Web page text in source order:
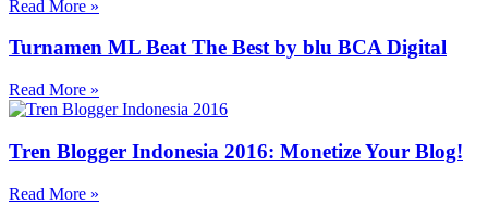
Read More »
Turnamen ML Beat The Best by blu BCA Digital
Read More »
Tren Blogger Indonesia 2016: Monetize Your Blog!
Read More »